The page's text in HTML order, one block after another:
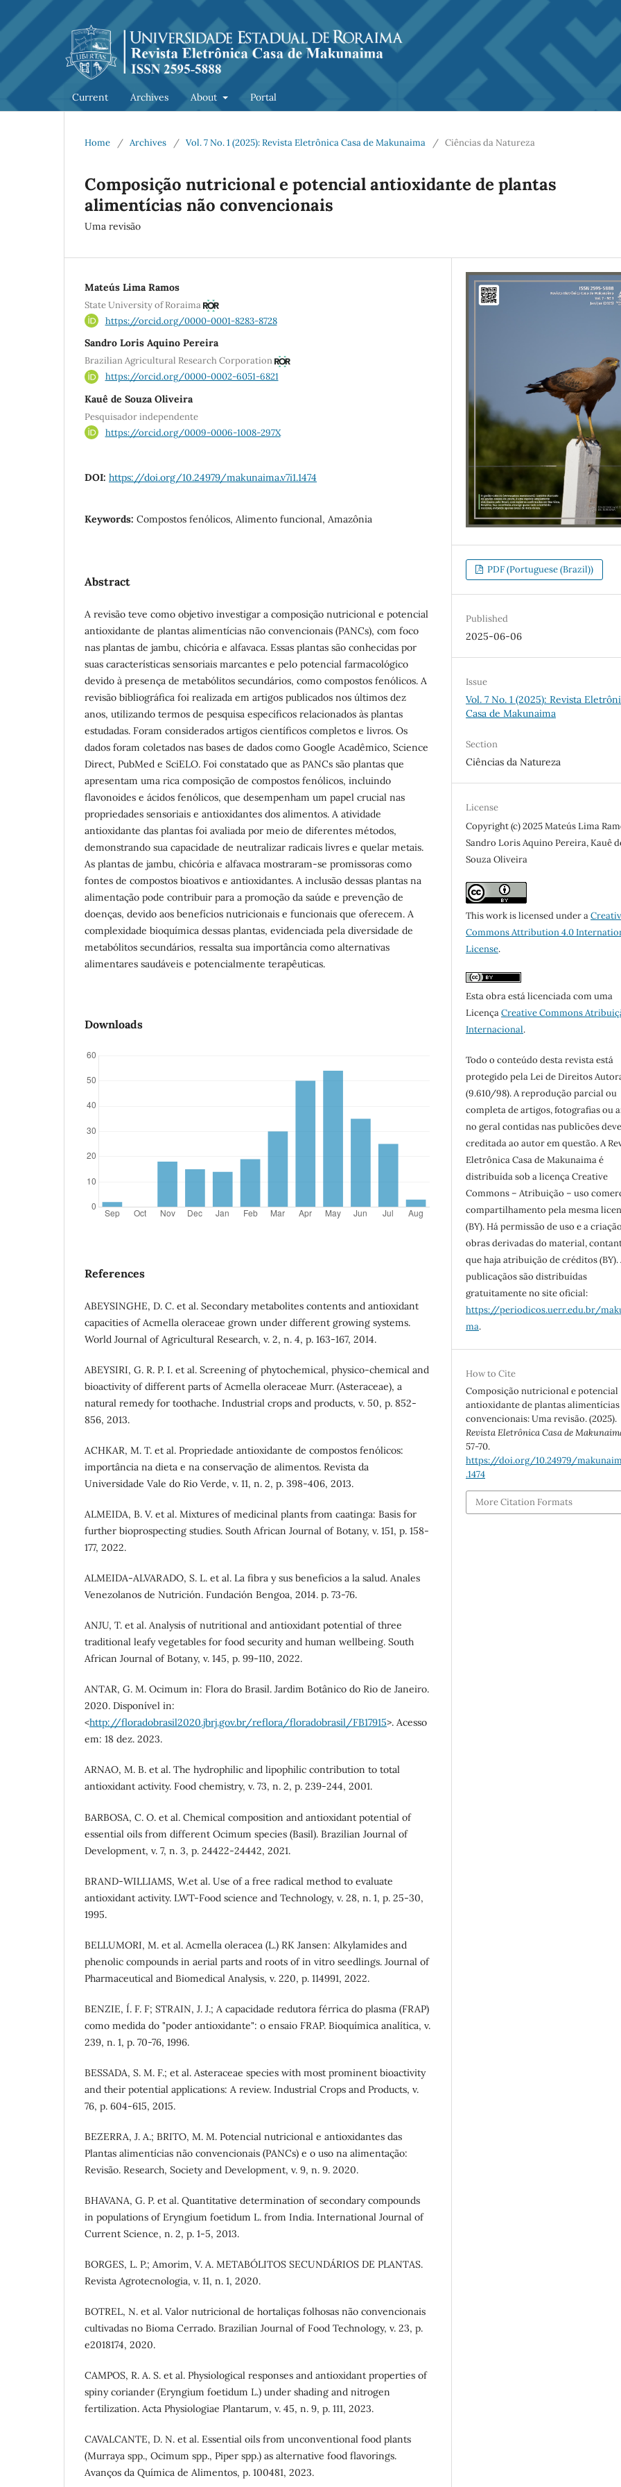
Current Archives About Portal
Home / Archives / Vol. 7 No. 1 (2025): Revista Eletrônica Casa de Makunaima / Ciências da Natureza
Composição nutricional e potencial antioxidante de plantas
alimentícias não convencionais
Uma revisão
Mateús Lima Ramos
State University of Roraima
https://orcid.org/0000-0001-8283-8728
Sandro Loris Aquino Pereira
Brazilian Agricultural Research Corporation
https://orcid.org/0000-0002-6051-6821
Kauê de Souza Oliveira
Pesquisador independente
https://orcid.org/0009-0006-1008-297X
DOI: https://doi.org/10.24979/makunaima.v7i1.1474
Keywords: Compostos fenólicos, Alimento funcional, Amazônia
Abstract
A revisão teve como objetivo investigar a composição nutricional e potencial
antioxidante de plantas alimentícias não convencionais (PANCs), com foco
nas plantas de jambu, chicória e alfavaca. Essas plantas são conhecidas por
suas características sensoriais marcantes e pelo potencial farmacológico
devido à presença de metabólitos secundários, como compostos fenólicos. A
revisão bibliográfica foi realizada em artigos publicados nos últimos dez
anos, utilizando termos de pesquisa específicos relacionados às plantas
estudadas. Foram considerados artigos científicos completos e livros. Os
dados foram coletados nas bases de dados como Google Acadêmico, Science
Direct, PubMed e SciELO. Foi constatado que as PANCs são plantas que
apresentam uma rica composição de compostos fenólicos, incluindo
flavonoides e ácidos fenólicos, que desempenham um papel crucial nas
propriedades sensoriais e antioxidantes dos alimentos. A atividade
antioxidante das plantas foi avaliada por meio de diferentes métodos,
demonstrando sua capacidade de neutralizar radicais livres e quelar metais.
As plantas de jambu, chicória e alfavaca mostraram-se promissoras como
fontes de compostos bioativos e antioxidantes. A inclusão dessas plantas na
alimentação pode contribuir para a promoção da saúde e prevenção de
doenças, devido aos benefícios nutricionais e funcionais que oferecem. A
complexidade bioquímica dessas plantas, evidenciada pela diversidade de
metabólitos secundários, ressalta sua importância como alternativas
alimentares saudáveis e potencialmente terapêuticas.
Downloads
References
ABEYSINGHE, D. C. et al. Secondary metabolites contents and antioxidant
capacities of Acmella oleraceae grown under different growing systems.
World Journal of Agricultural Research, v. 2, n. 4, p. 163-167, 2014.
ABEYSIRI, G. R. P. I. et al. Screening of phytochemical, physico-chemical and
bioactivity of different parts of Acmella oleraceae Murr. (Asteraceae), a
natural remedy for toothache. Industrial crops and products, v. 50, p. 852-
856, 2013.
ACHKAR, M. T. et al. Propriedade antioxidante de compostos fenólicos:
importância na dieta e na conservação de alimentos. Revista da
Universidade Vale do Rio Verde, v. 11, n. 2, p. 398-406, 2013.
ALMEIDA, B. V. et al. Mixtures of medicinal plants from caatinga: Basis for
further bioprospecting studies. South African Journal of Botany, v. 151, p. 158-
177, 2022.
ALMEIDA-ALVARADO, S. L. et al. La fibra y sus beneficios a la salud. Anales
Venezolanos de Nutrición. Fundación Bengoa, 2014. p. 73-76.
ANJU, T. et al. Analysis of nutritional and antioxidant potential of three
traditional leafy vegetables for food security and human wellbeing. South
African Journal of Botany, v. 145, p. 99-110, 2022.
ANTAR, G. M. Ocimum in: Flora do Brasil. Jardim Botânico do Rio de Janeiro.
2020. Disponível in:
<http://floradobrasil2020.jbrj.gov.br/reflora/floradobrasil/FB17915>. Acesso
em: 18 dez. 2023.
ARNAO, M. B. et al. The hydrophilic and lipophilic contribution to total
antioxidant activity. Food chemistry, v. 73, n. 2, p. 239-244, 2001.
BARBOSA, C. O. et al. Chemical composition and antioxidant potential of
essential oils from different Ocimum species (Basil). Brazilian Journal of
Development, v. 7, n. 3, p. 24422-24442, 2021.
BRAND-WILLIAMS, W.et al. Use of a free radical method to evaluate
antioxidant activity. LWT-Food science and Technology, v. 28, n. 1, p. 25-30,
1995.
BELLUMORI, M. et al. Acmella oleracea (L.) RK Jansen: Alkylamides and
phenolic compounds in aerial parts and roots of in vitro seedlings. Journal of
Pharmaceutical and Biomedical Analysis, v. 220, p. 114991, 2022.
BENZIE, Í. F. F; STRAIN, J. J.; A capacidade redutora férrica do plasma (FRAP)
como medida do "poder antioxidante": o ensaio FRAP. Bioquímica analítica, v.
239, n. 1, p. 70-76, 1996.
BESSADA, S. M. F.; et al. Asteraceae species with most prominent bioactivity
and their potential applications: A review. Industrial Crops and Products, v.
76, p. 604-615, 2015.
BEZERRA, J. A.; BRITO, M. M. Potencial nutricional e antioxidantes das
Plantas alimentícias não convencionais (PANCs) e o uso na alimentação:
Revisão. Research, Society and Development, v. 9, n. 9. 2020.
BHAVANA, G. P. et al. Quantitative determination of secondary compounds
in populations of Eryngium foetidum L. from India. International Journal of
Current Science, n. 2, p. 1-5, 2013.
BORGES, L. P.; Amorim, V. A. METABÓLITOS SECUNDÁRIOS DE PLANTAS.
Revista Agrotecnologia, v. 11, n. 1, 2020.
BOTREL, N. et al. Valor nutricional de hortaliças folhosas não convencionais
cultivadas no Bioma Cerrado. Brazilian Journal of Food Technology, v. 23, p.
e2018174, 2020.
CAMPOS, R. A. S. et al. Physiological responses and antioxidant properties of
spiny coriander (Eryngium foetidum L.) under shading and nitrogen
fertilization. Acta Physiologiae Plantarum, v. 45, n. 9, p. 111, 2023.
CAVALCANTE, D. N. et al. Essential oils from unconventional food plants
(Murraya spp., Ocimum spp., Piper spp.) as alternative food flavorings.
Avanços da Química de Alimentos, p. 100481, 2023.
PDF (Portuguese (Brazil))
Published
2025-06-06
Issue
Vol. 7 No. 1 (2025): Revista
Casa de Makunaima
Section
Ciências da Natureza
License
Copyright (c) 2025 Mateús Lima
Sandro Loris Aquino Pereira, Kauê
Souza Oliveira
This work is licensed under a
Commons Attribution 4.0
License.
Esta obra está licenciada com uma
LicençaCreative Commons
Internacional.
Todo o conteúdo desta revista está
protegido pela Lei de Direitos
(9.610/98). A reprodução parcial ou
completa de artigos, fotografias ou
no geral contidas nas publicões
creditada ao autor em questão. A
Eletrônica Casa de Makunaima é
distribuída sob a licença Creative
Commons – Atribuição – uso
compartilhamento pela mesma
(BY). Há permissão de uso e a
obras derivadas do material,
que haja atribuição de créditos (BY).
publicaçãos são distribuídas
gratuitamente no site oficial:
https://periodicos.uerr.edu.br/
ma.
How to Cite
Composição nutricional e potencial
antioxidante de plantas alimentícias
convencionais: Uma revisão. (2025).
Revista Eletrônica Casa de
57-70.
https://doi.org/10.24979/
.1474
More Citation Formats